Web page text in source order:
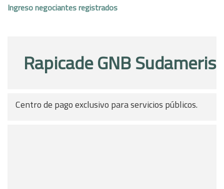
Ingreso negociantes registrados
Rapicade GNB Sudameris
Centro de pago exclusivo para servicios públicos.